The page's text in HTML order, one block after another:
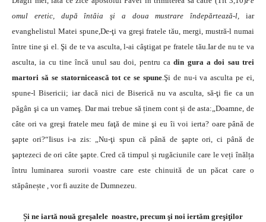
omul eretic, după întâia şi a doua mustrare îndepărtează-l, iar
evanghelistul Matei spune,De-ţi va greşi fratele tău, mergi, mustră-l numai
între tine şi el. Şi de te va asculta, l-ai câştigat pe fratele tău.Iar de nu te va
asculta, ia cu tine încă unul sau doi, pentru cadin gura a doi sau trei
martori să se statornicească tot ce se spune.Şi de nu-i va asculta pe ei,
spune-l Bisericii; iar dacă nici de Biserică nu va asculta, să-ţi fie ca un
păgân şi ca un vameş. Dar mai trebue să ținem cont și de asta:„Doamne, de
câte ori va greşi fratele meu faţă de mine şi eu îi voi ierta? oare până de
şapte ori?“Iisus i-a zis: „Nu-ţi spun că până de şapte ori, ci până de
şaptezeci de ori câte şapte. Cred că timpul și rugăciunile care le veți înălța
întru luminarea surorii voastre care este chinuită de un păcat care o
stăpânește , vor fi auzite de Dumnezeu.
Și ne iartă nouă greşalele noastre, precum şi noi iertăm greşiţilor